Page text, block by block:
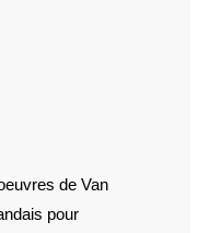
pour